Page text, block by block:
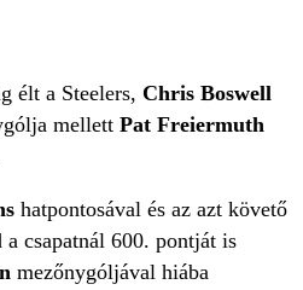
élt a Steelers, Chris Boswell
mellett Pat Freiermuth
hatpontosával és az azt követő
csapatnál 600. pontját is
mezőnygóljával hiába